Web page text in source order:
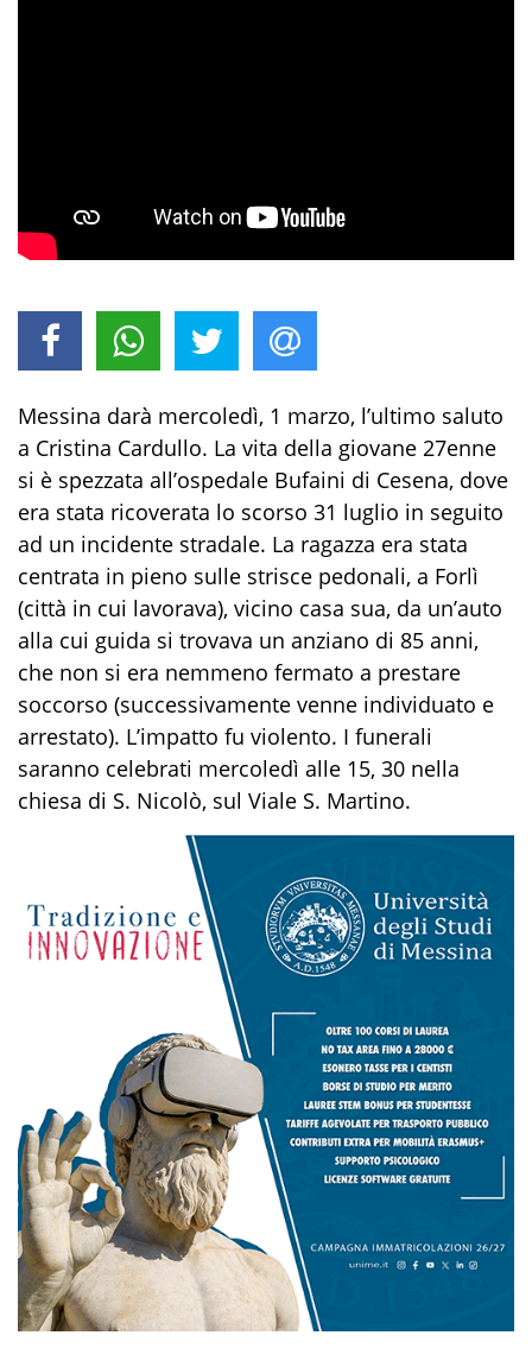
Messina darà mercoledì, 1 marzo, l’ultimo saluto
a Cristina Cardullo. La vita della giovane 27enne
si è spezzata all’ospedale Bufaini di Cesena, dove
era stata ricoverata lo scorso 31 luglio in seguito
ad un incidente stradale. La ragazza era stata
centrata in pieno sulle strisce pedonali, a Forlì
(città in cui lavorava), vicino casa sua, da un’auto
alla cui guida si trovava un anziano di 85 anni,
che non si era nemmeno fermato a prestare
soccorso (successivamente venne individuato e
arrestato). L’impatto fu violento. I funerali
saranno celebrati mercoledì alle 15, 30 nella
chiesa di S. Nicolò, sul Viale S. Martino.